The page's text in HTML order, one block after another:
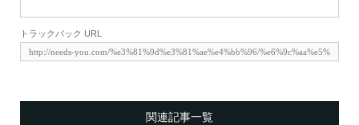
トラックバック URL
関連記事一覧